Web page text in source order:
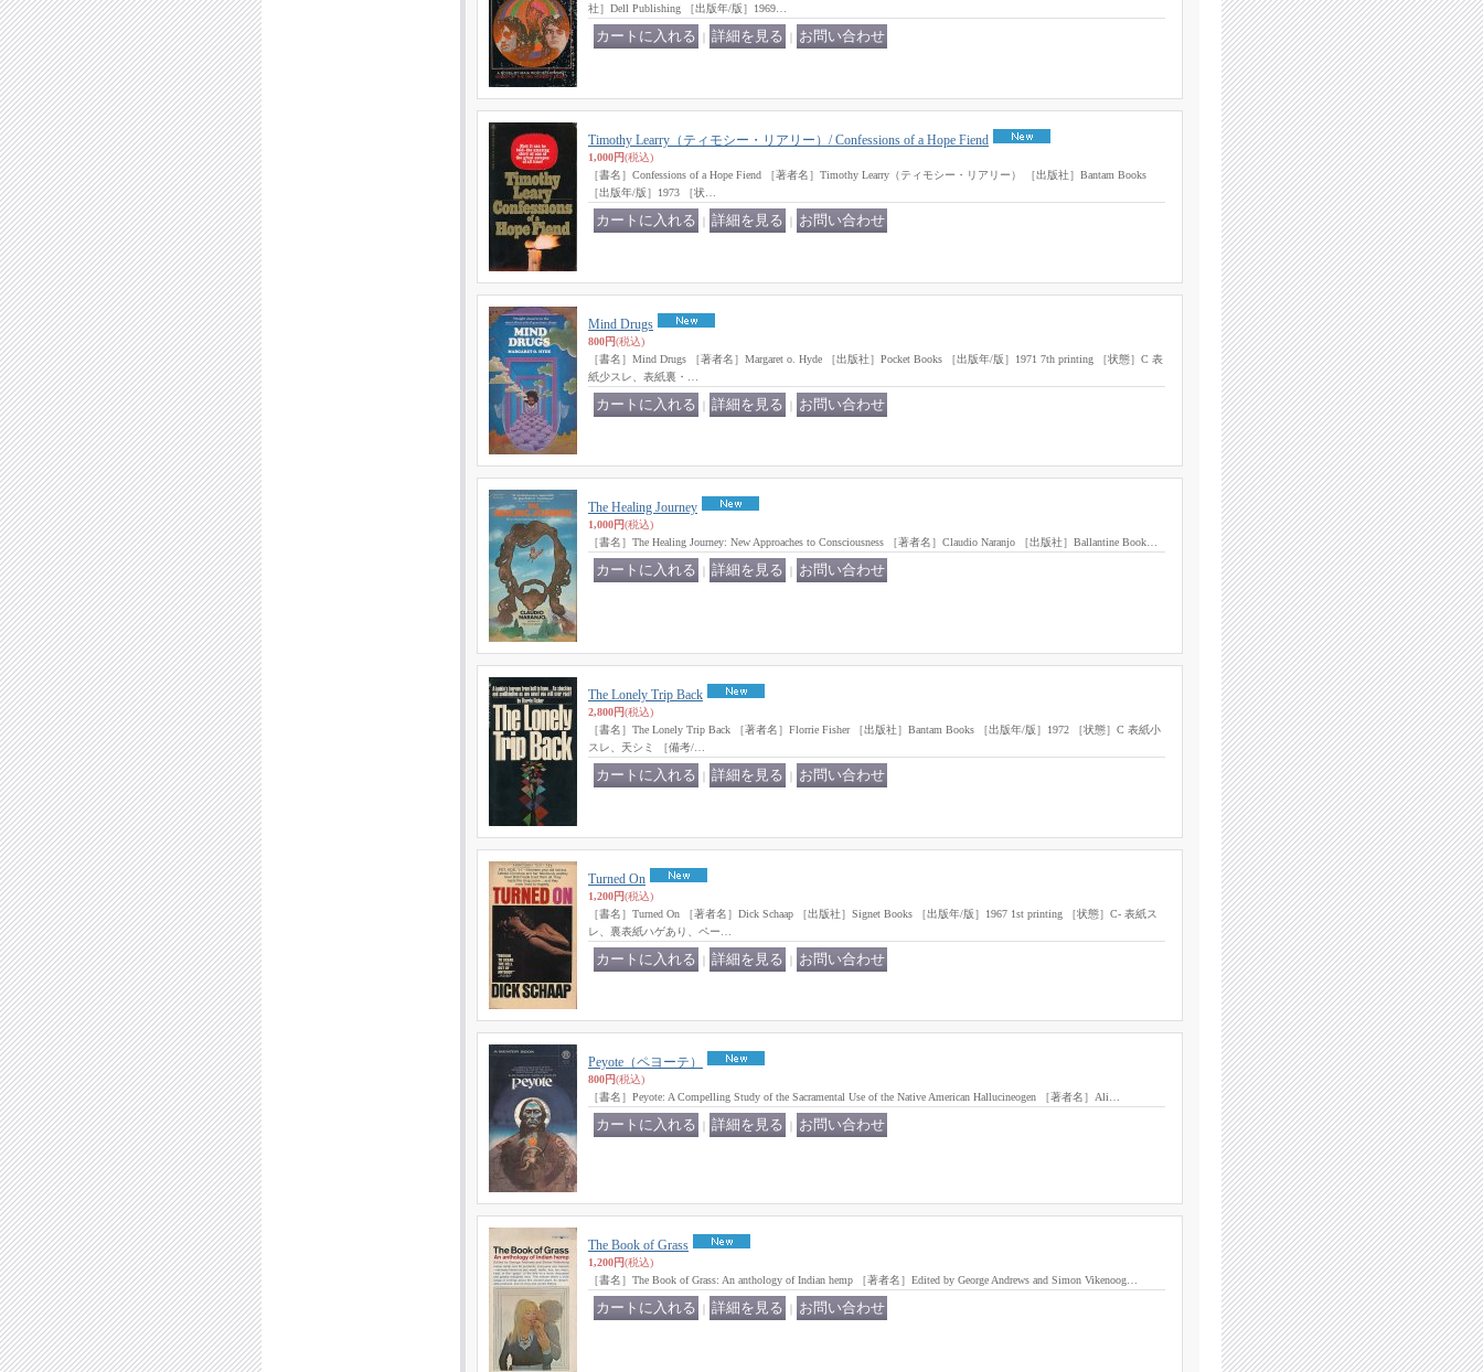
社］Dell Publishing ［出版年/版］1969…
Timothy Learry（ティモシー・リアリー）/ Confessions of a Hope Fiend
1,000円(税込)
［書名］Confessions of a Hope Fiend ［著者名］Timothy Learry（ティモシー・リアリー） ［出版社］Bantam Books
［出版年/版］1973 ［状…
Mind Drugs
800円(税込)
［書名］Mind Drugs ［著者名］Margaret o. Hyde ［出版社］Pocket Books ［出版年/版］1971 7th printing ［状態］C 表
紙少スレ、表紙裏・…
The Healing Journey
1,000円(税込)
［書名］The Healing Journey: New Approaches to Consciousness ［著者名］Claudio Naranjo ［出版社］Ballantine Book…
The Lonely Trip Back
2,800円(税込)
［書名］The Lonely Trip Back ［著者名］Florrie Fisher ［出版社］Bantam Books ［出版年/版］1972 ［状態］C 表紙小
スレ、天シミ ［備考/…
Turned On
1,200円(税込)
［書名］Turned On ［著者名］Dick Schaap ［出版社］Signet Books ［出版年/版］1967 1st printing ［状態］C- 表紙ス
レ、裏表紙ハゲあり、ペー…
Peyote（ペヨーテ）
800円(税込)
［書名］Peyote: A Compelling Study of the Sacramental Use of the Native American Hallucineogen ［著者名］Ali…
The Book of Grass
1,200円(税込)
［書名］The Book of Grass: An anthology of Indian hemp ［著者名］Edited by George Andrews and Simon Vikenoog…